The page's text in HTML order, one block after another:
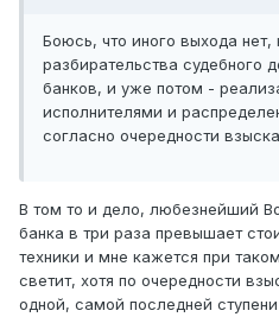
Боюсь, что иного выхода нет,
разбирательства судебного
банков, и уже потом -
исполнителями и
согласно очередности
В том то и дело, любезнейший
банка в три раза превышает
техники и мне кажется при
светит, хотя по очередности
одной, самой последней